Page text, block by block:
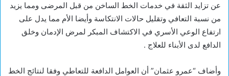
عن تزايد الثقة في خدمات الخط الساخن من قبل المرضى ومما يزيد
من نسبة التعافي وتقليل حالات الانتكاسة وأيضا الأم مما يدل على
ارتفاع الوعي الأسري في الاكتشاف المبكر لمرض الإدمان وخلق
الدافع لدى الأبناء للعلاج .
وأضاف “عمرو عثمان” أن العوامل الدافعة للتعاطي وفقا لنتائج الخط